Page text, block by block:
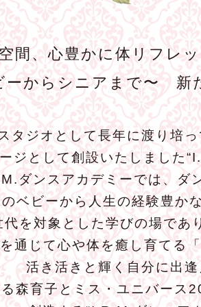
間、心豊かに体リフレ
ーからシニアまで〜 新
タジオとして長年に渡り培
ジとして創設いたしました
ダンスアカデミーでは、ダ
ベビーから人生の経験豊か
を対象とした学びの場であ
通じて心や体を癒し育てる
活き活きと輝く自分に出逢
森育子とミス・ユニバース